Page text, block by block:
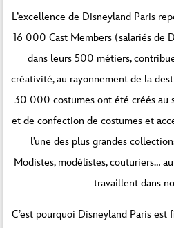
L’excellence de Disneyland Paris
16 000 Cast Members (salariés de
dans leurs 500 métiers,
créativité, au rayonnement de la
30 000 costumes ont été créés au
et de confection de costumes et
l’une des plus grandes
Modistes, modélistes, couturiers…
travaillent dans
C’est pourquoi Disneyland Paris est